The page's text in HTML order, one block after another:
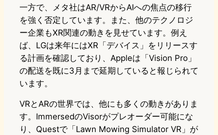
一方で、メタ社はAR/VRからAIへの焦点の移行
を強く否定しています。また、他のテクノロジ
ー企業もXR関連の動きを見せています。例え
ば、LGは来年にはXR「デバイス」をリリースす
る計画を確認しており、Appleは「Vision Pro」
の配送を既に3月まで延期していると報じられて
います。
VRとARの世界では、他にも多くの動きがありま
す。ImmersedのVisorがプレオーダー可能にな
り、Questで「Lawn Mowing Simulator VR」が